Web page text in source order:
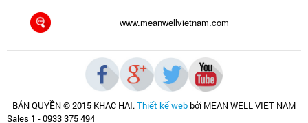
www.meanwellvietnam.com
BẢN QUYỀN © 2015 KHAC HAI.Thiết kế webbởi MEAN WELL VIET NAM
Sales 1 - 0933 375 494